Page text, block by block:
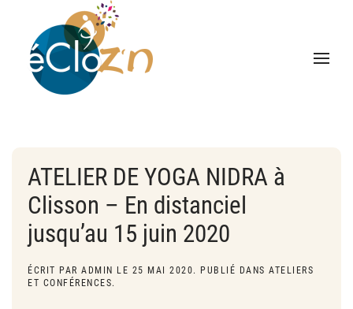
ATELIER DE YOGA NIDRA à
Clisson – En distanciel
jusqu’au 15 juin 2020
ÉCRIT PAR ADMIN LE 25 MAI 2020. PUBLIÉ DANS ATELIERS
ET CONFÉRENCES.